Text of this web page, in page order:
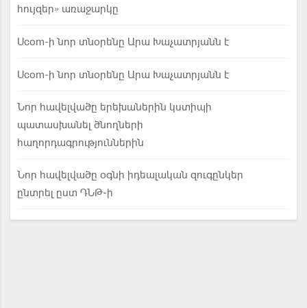
հույզեր» առաջարկը
Ucom-ի նոր տնօրենը Արա Խաչատրյանն է
Ucom-ի նոր տնօրենը Արա Խաչատրյանն է
Նոր հավելվածը երեխաներին կստիպի
պատասխանել ծնողների
հաղորդագրություններին
Նոր հավելվածը օգնի իդեալական զուգընկեր
ընտրել ըստ ԴՆԹ-ի